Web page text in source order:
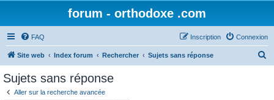
forum - orthodoxe .com
FAQ Connexion
Inscription
Site web Index forum Rechercher Sujets sans réponse
Sujets sans réponse
Aller sur la recherche avancée